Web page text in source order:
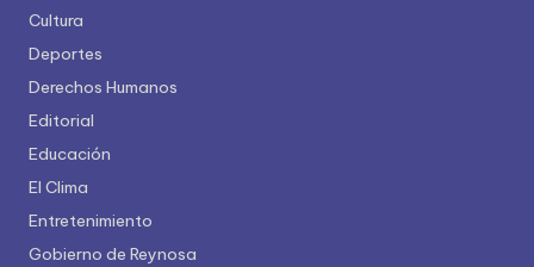
Cultura
Deportes
Derechos Humanos
Editorial
Educación
El Clima
Entretenimiento
Gobierno de Reynosa